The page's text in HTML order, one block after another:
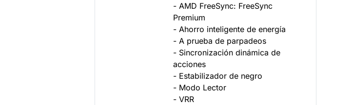
- AMD FreeSync: FreeSync
Premium
- Ahorro inteligente de energía
- A prueba de parpadeos
- Sincronización dinámica de
acciones
- Estabilizador de negro
- Modo Lector
- VRR